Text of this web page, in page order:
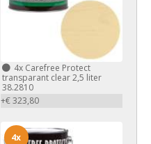
4xCarefree Protect
transparant clear 2,5 liter
38.2810
+€ 323,80
4x